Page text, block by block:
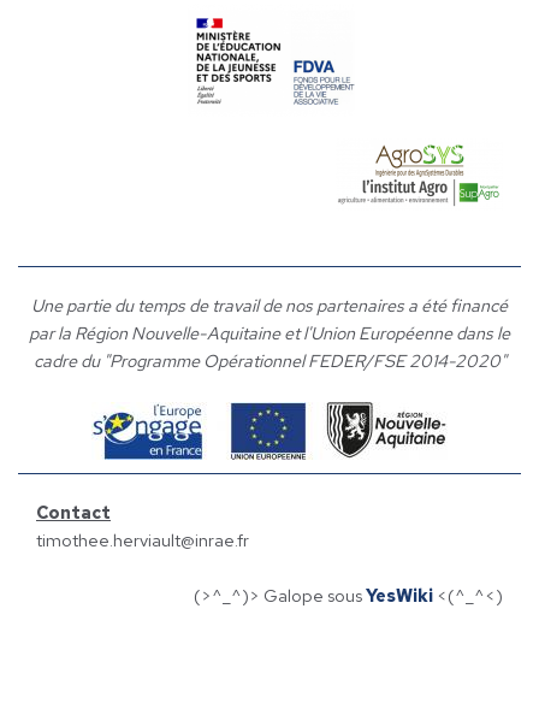
Une partie du temps de travail de nos partenaires a été financé
par la Région Nouvelle-Aquitaine et l'Union Européenne dans le
cadre du "Programme Opérationnel FEDER/FSE 2014-2020"
Contact
timothee.herviault@inrae.fr
(>^_^)> Galope sousYesWiki <(^_^<)